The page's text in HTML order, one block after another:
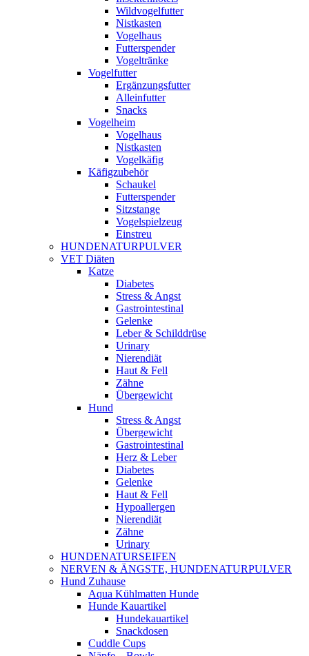
Wildvogelfutter
Nistkasten
Vogelhaus
Futterspender
Vogeltränke
Vogelfutter
Ergänzungsfutter
Alleinfutter
Snacks
Vogelheim
Vogelhaus
Nistkasten
Vogelkäfig
Käfigzubehör
Schaukel
Futterspender
Sitzstange
Vogelspielzeug
Einstreu
HUNDENATURPULVER
VET Diäten
Katze
Diabetes
Stress & Angst
Gastrointestinal
Gelenke
Leber & Schilddrüse
Urinary
Nierendiät
Haut & Fell
Zähne
Übergewicht
Hund
Stress & Angst
Übergewicht
Gastrointestinal
Herz & Leber
Diabetes
Gelenke
Haut & Fell
Hypoallergen
Nierendiät
Zähne
Urinary
HUNDENATURSEIFEN
NERVEN & ÄNGSTE, HUNDENATURPULVER
Hund Zuhause
Aqua Kühlmatten Hunde
Hunde Kauartikel
Hundekauartikel
Snackdosen
Cuddle Cups